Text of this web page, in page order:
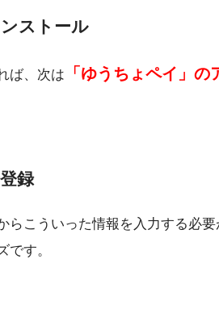
ストール
ば、次は 「ゆうちょペイ」
録
らこういった情報を入力する必
です。